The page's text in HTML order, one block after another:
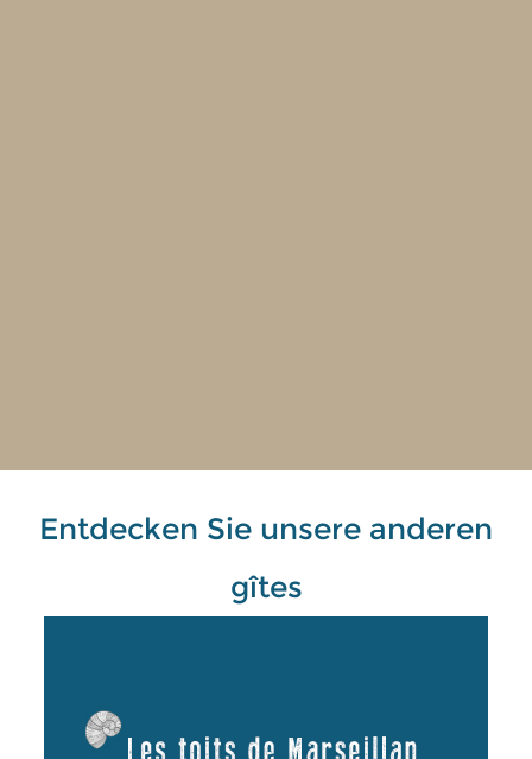
Entdecken Sie unsere anderen
gîtes